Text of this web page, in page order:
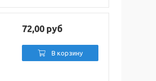
72,00 руб
В корзину